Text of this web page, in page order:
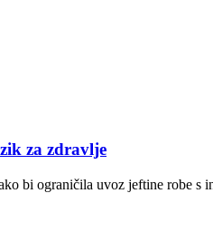
za zdravlje
bi ograničila uvoz jeftine robe